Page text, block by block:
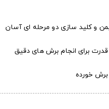
و کلید سازی دو مرحله ای آسان
برای انجام برش های دقیق
خورده